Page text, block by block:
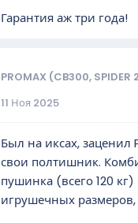
Гарантия аж три года!
PROMAX (CB300,
11 Ноя 2025
Был на иксах, заценил
свои полтишник.
пушинка (всего 120
игрушечных